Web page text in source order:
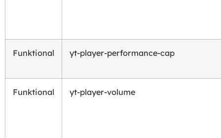
Funktional yt-player-performance-cap
Funktional yt-player-volume